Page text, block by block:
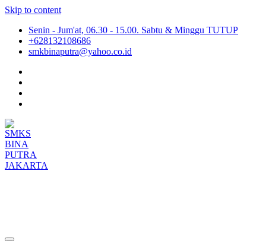
Skip to content
Senin - Jum'at, 06.30 - 15.00. Sabtu & Minggu TUTUP
+628132108686
smkbinaputra@yahoo.co.id